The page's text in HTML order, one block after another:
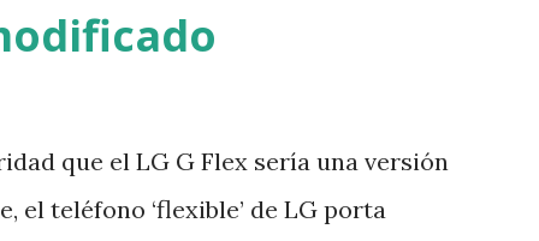
recientemente los expertos llegaron
salto de los monos a los humanos
que el LG G Flex sería una versión
el teléfono ‘flexible’ de LG porta